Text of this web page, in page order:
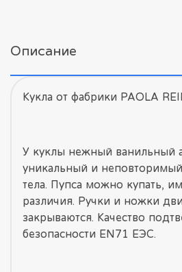
Описание
Кукла от фабрики PAOLA
У куклы нежный ванильный
уникальный и
тела. Пупса можно купать,
различия. Ручки и ножки
закрываются. Качество
безопасности EN71 ЕЭС.